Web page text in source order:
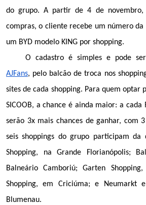
do grupo. A partir de 4 de novembro,
compras, o cliente recebe um número
um BYD modelo KING por shopping.
AJFans, pelo balcão de troca nos
sites de cada shopping. Para quem optar
SICOOB, a chance é ainda maior: a cada
serão 3x mais chances de ganhar, com
seis shoppings do grupo participam da
Shopping, na Grande Florianópolis;
Balneário Camboriú; Garten
Shopping, em Criciúma; e Neumarkt
Blumenau.